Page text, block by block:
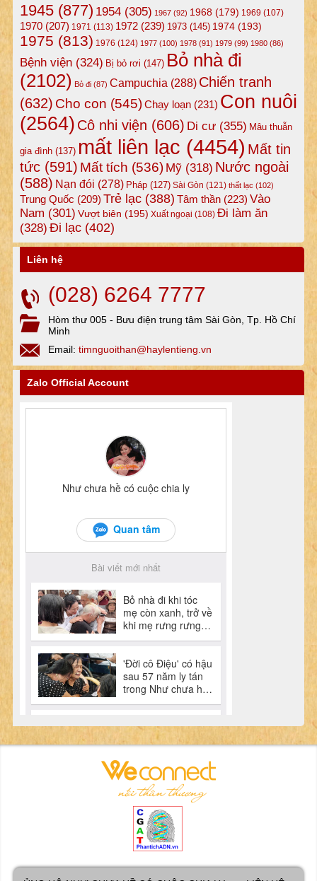
1945(877) 1954(305) 1967(92) 1968(179) 1969 (107)
1970(207) 1971 (113) 1972(239) 1973(145) 1974(193)
1975 (813) 1976 (124) 1977(100) 1978(91) 1979(99) 1980(86)
Bệnh viện(324) Bị bỏ rơi (147) Bỏ nhà đi
(2102) Bỏ đi(87) Campuchia (288) Chiến tranh
(632) Cho con (545)Chạy loạn(231) Con nuôi
(2564) Cô nhi viện (606) Di cư(355) Mâu thuẫn
gia đình(137) mất liên lạc (4454) Mất tin
tức(591) Mất tích (536) Mỹ(318) Nước ngoài
(588) Nạn đói (278) Pháp(127) Sài Gòn (121) thất lạc (102)
Trung Quốc (209) Trẻ lạc(388) Tâm thần(223) Vào
Nam (301) Vượt biên (195) Xuất ngoại (108) Đi làm ăn
(328) Đi lạc(402)
Liên hệ
(028) 6264 7777
Hòm thư 005 - Bưu điện trung tâm Sài Gòn, Tp. Hồ Chí
Minh
Email: timnguoithan@haylentieng.vn
Zalo Official Account